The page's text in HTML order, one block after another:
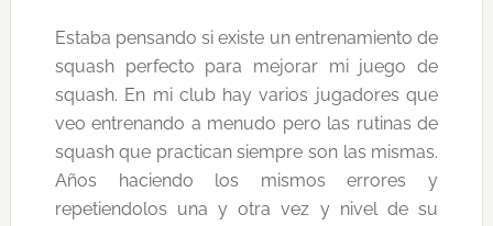
Estaba pensando si existe un entrenamiento de
squash perfecto para mejorar mi juego de
squash. En mi club hay varios jugadores que
veo entrenando a menudo pero las rutinas de
squash que practican siempre son las mismas.
Años haciendo los mismos errores y
repetiendolos una y otra vez y nivel de su